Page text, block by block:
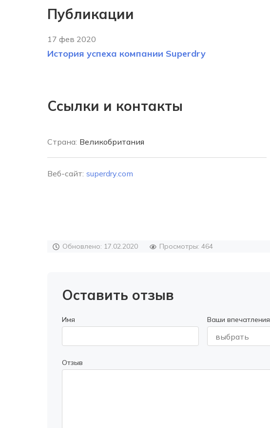
Публикации
17 фев 2020
История успеха компании Superdry
Ссылки и контакты
Страна: Великобритания
Веб-сайт: superdry.com
Обновлено: 17.02.2020 Просмотры: 464
Оставить отзыв
Имя Ваши впечатления
выбрать
Отзыв